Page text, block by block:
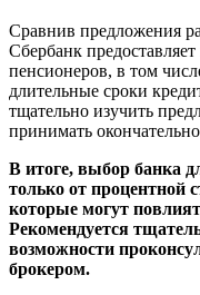
Сравнив предложения
Сбербанк
пенсионеров, в том
длительные сроки
тщательно изучить
принимать
В итоге, выбор банка
только от процентной
которые могут
Рекомендуется
возможности
брокером.